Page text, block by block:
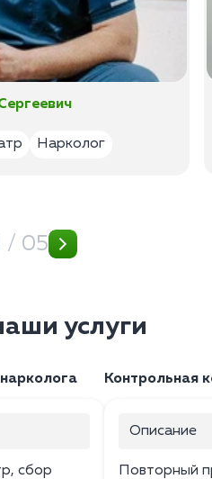
Нарколог
/ 05
услуги
сбор
Контрольная
Описание
Повторный